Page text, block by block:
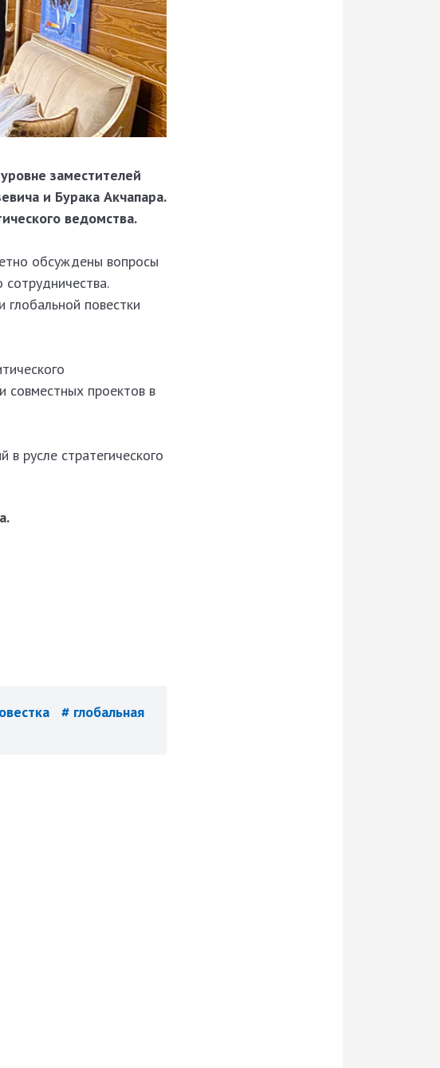
заместителей
и Бурака Акчапара.
ведомства.
обсуждены вопросы
повестки
совместных проектов в
русле стратегического
# глобальная